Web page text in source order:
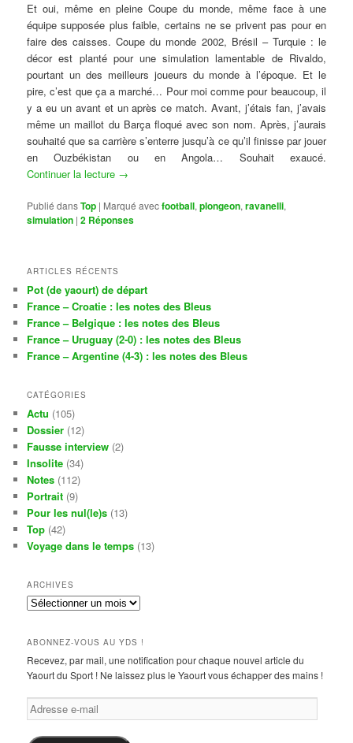
Et oui, même en pleine Coupe du monde, même face à une
équipe supposée plus faible, certains ne se privent pas pour en
faire des caisses. Coupe du monde 2002, Brésil – Turquie : le
décor est planté pour une simulation lamentable de Rivaldo,
pourtant un des meilleurs joueurs du monde à l’époque. Et le
pire, c’est que ça a marché… Pour moi comme pour beaucoup, il
y a eu un avant et un après ce match. Avant, j’étais fan, j’avais
même un maillot du Barça floqué avec son nom. Après, j’aurais
souhaité que sa carrière s’enterre jusqu’à ce qu’il finisse par jouer
en Ouzbékistan ou en Angola… Souhait exaucé.
Continuer la lecture →
Publié dansTop | Marqué avecfootball,plongeon,ravanelli,
simulation |2 Réponses
ARTICLES RÉCENTS
Pot (de yaourt) de départ
France – Croatie : les notes des Bleus
France – Belgique : les notes des Bleus
France – Uruguay (2-0) : les notes des Bleus
France – Argentine (4-3) : les notes des Bleus
CATÉGORIES
Actu (105)
Dossier (12)
Fausse interview (2)
Insolite (34)
Notes (112)
Portrait (9)
Pour les nul(le)s (13)
Top (42)
Voyage dans le temps (13)
ARCHIVES
Archives
ABONNEZ-VOUS AU YDS !
Recevez, par mail, une notification pour chaque nouvel article du
Yaourt du Sport ! Ne laissez plus le Yaourt vous échapper des mains !
Adresse
e-
mail